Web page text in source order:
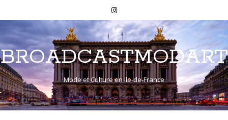
BROADCASTMODART
Mode et Culture en Ile-de-France